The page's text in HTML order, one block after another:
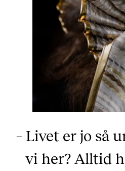
– Livet er jo så
vi her? Alltid